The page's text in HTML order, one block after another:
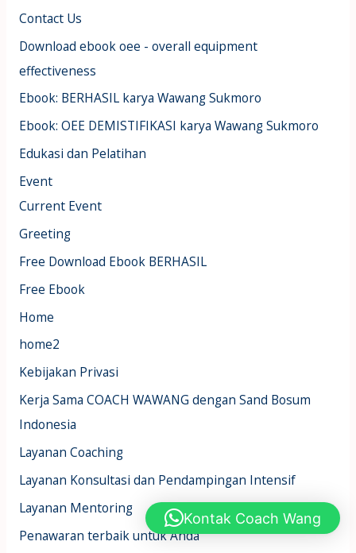
Contact Us
Download ebook oee - overall equipment
effectiveness
Ebook: BERHASIL karya Wawang Sukmoro
Ebook: OEE DEMISTIFIKASI karya Wawang Sukmoro
Edukasi dan Pelatihan
Event
Current Event
Greeting
Free Download Ebook BERHASIL
Free Ebook
Home
home2
Kebijakan Privasi
Kerja Sama COACH WAWANG dengan Sand Bosum
Indonesia
Layanan Coaching
Layanan Konsultasi dan Pendampingan Intensif
Layanan Mentoring
Penawaran terbaik untuk Anda
Kontak Coach Wang